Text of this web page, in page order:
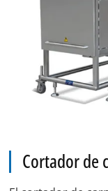
Cortador de